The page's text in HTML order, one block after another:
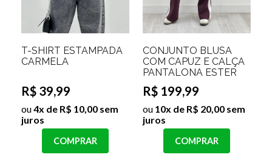
T-SHIRT ESTAMPADA
CARMELA
R$ 39,99
ou4x de R$ 10,00 sem
juros
COMPRAR
CONJUNTO BLUSA
COM CAPUZ E CALÇA
PANTALONA ESTER
R$ 199,99
ou 10x de R$ 20,00 sem
juros
COMPRAR